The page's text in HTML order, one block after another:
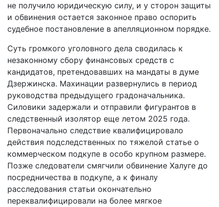
не получило юридическую силу, и у сторон защиты
и обвинения остается законное право оспорить
судебное постановление в апелляционном порядке.
Суть громкого уголовного дела сводилась к
незаконному сбору финансовых средств с
кандидатов, претендовавших на мандаты в думе
Дзержинска. Махинации развернулись в период
руководства предыдущего градоначальника.
Силовики задержали и отправили фигурантов в
следственный изолятор еще летом 2025 года.
Первоначально следствие квалифицировало
действия подследственных по тяжелой статье о
коммерческом подкупе в особо крупном размере.
Позже следователи смягчили обвинение Халуге до
посредничества в подкупе, а к финалу
расследования статьи окончательно
переквалифицировали на более мягкое